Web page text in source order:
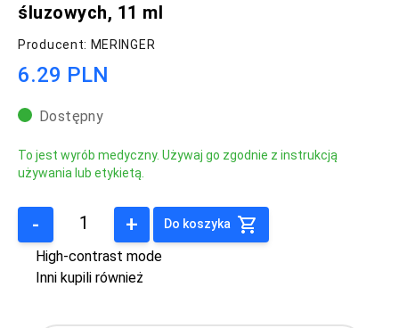
śluzowych, 11 ml
Producent: MERINGER
6.29 PLN
Dostępny
To jest wyrób medyczny. Używaj go zgodnie z instrukcją
używania lub etykietą.
- + Do koszyka
High-contrast mode
Inni kupili również